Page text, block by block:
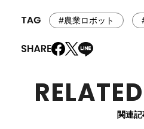
#農業ロボット
関連